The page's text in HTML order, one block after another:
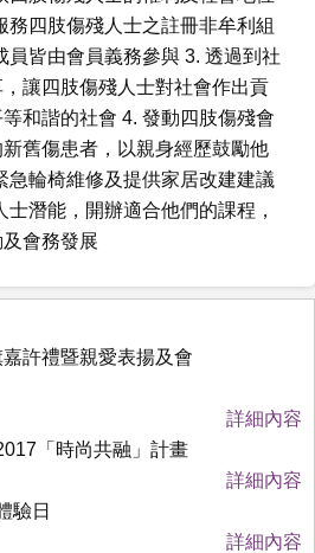
務四肢傷殘人士之註冊非牟利組
員皆由會員義務參與 3. 透過到社
讓四肢傷殘人士對社會作出貢
和諧的社會 4. 發動四肢傷殘會
舊傷患者，以親身經歷鼓勵他
急輪椅維修及提供家居改建建議
士潛能，開辦適合他們的課程，
會務發展
許禮暨親愛表揚及會
詳細內容
「時尚共融」計畫
詳細內容
驗日
詳細內容